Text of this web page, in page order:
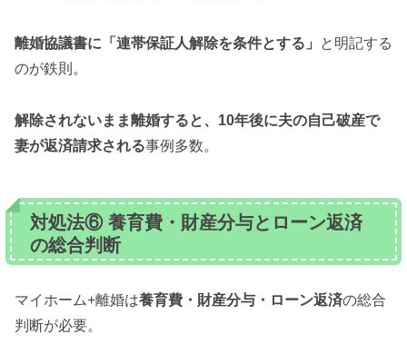
離婚協議書に「連帯保証人解除を条件とする」
と明記する
のが鉄則。
解除されないまま離婚すると、10年後に夫の自己破産で
妻が返済請求される事例多数。
対処法⑥ 養育費・財産分与とローン返済
の総合判断
マイホーム+離婚は養育費・財産分与・ローン返済の総合
判断が必要。